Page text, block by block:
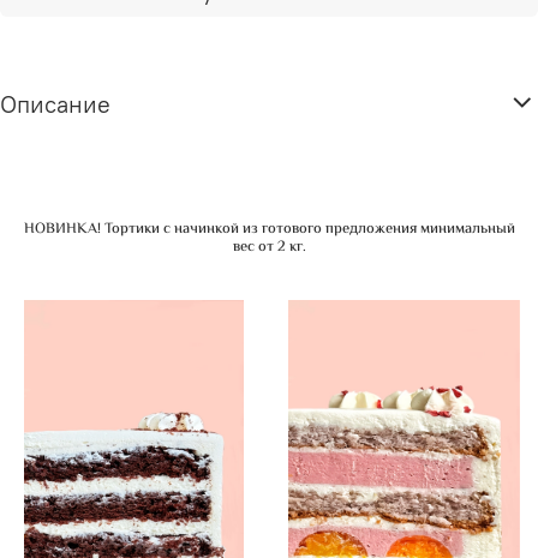
Описание
НОВИНКА! Тортики с начинкой из готового предложения минимальный
вес от 2 кг.